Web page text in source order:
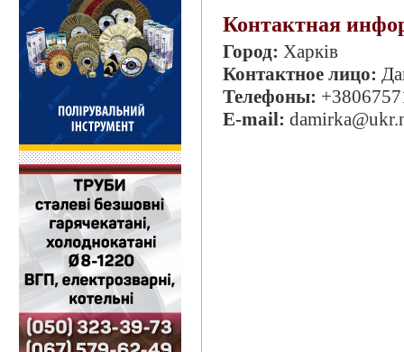
Контактная
Город: Харків
Контактное лицо:
Телефоны:
E-mail: